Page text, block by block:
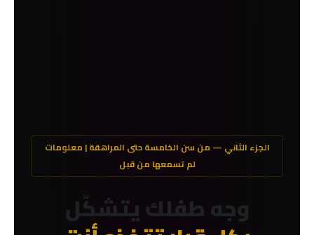
الجزء الثاني — من سن الخامسة حتى المراهقة | معلومات
لم تسمعها من قبل
وجه طفلك يتشكّل